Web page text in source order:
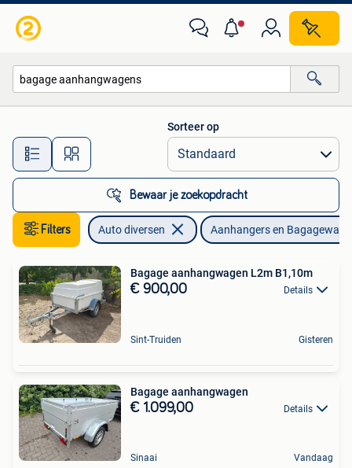
Alle afstanden…
Sorteer op
Bewaar je zoekopdracht
Filters Auto diversen Aanhangers en
Bagage aanhangwagen L2m B1,10m
€ 900,00 Details
Sint-Truiden Gisteren
Bagage aanhangwagen
€ 1.099,00 Details
Sinaai Vandaag